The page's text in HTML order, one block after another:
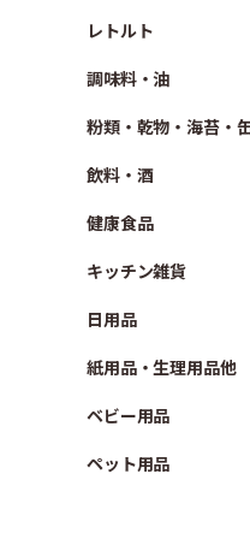
レトルト
調味料・油
粉類・乾物・海苔・
飲料・酒
健康食品
キッチン雑貨
日用品
紙用品・生理用品他
ベビー用品
ペット用品